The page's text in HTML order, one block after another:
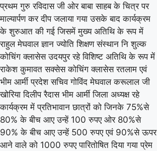
प्रतिभा
सम्मान
समारोह
एवं
शपथ
ग्रहण
समारोह
कार्यक्रम
आयोजित
प्रथम गुरु रविदास जी ओर बाबा साहब के चित्र पर
माल्यार्पण कर दीप जलाया गया उसके बाद कार्यक्रम
के शुरुआत की गई जिसमें मुख्य अतिथि के रूप में
राहुल मेघवाल ज्ञान ज्योति शिक्षण संस्थान नि शुल्क
कोचिंग क्लासेस उदयपुर रहे विशिष्ट अतिथि के रूप में
राकेश कुमावत सक्सेस कोचिंग क्लासेस रतलाम एवं
भीम आर्मी प्रदेश सचिव गोविंद मेघवाल करूलाल जी
खोरिया दिलीप रैदास भीम आर्मी जिला अध्यक्ष रहे
कार्यक्रम में प्रतिभावान छात्रों को जिनके 75%से
80% के बीच आए उन्हें 100 रुपए ओर 80%से
90% के बीच आए उन्हें 500 रुपए एवं 90%से ऊपर
आने वाले को 1000 रुपए पारितोषित दिया गया प्रेम